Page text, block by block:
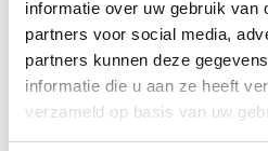
informatie over uw gebruik van
partners voor social media,
partners kunnen deze
informatie die u aan ze heeft
verzameld op basis van uw
Wtta en